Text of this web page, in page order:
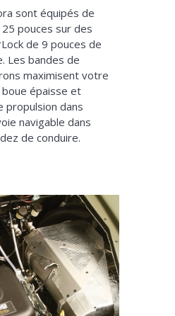
sont équipés de
pouces sur des
de 9 pouces de
Les bandes de
maximisent votre
boue épaisse et
propulsion dans
navigable dans
de conduire.